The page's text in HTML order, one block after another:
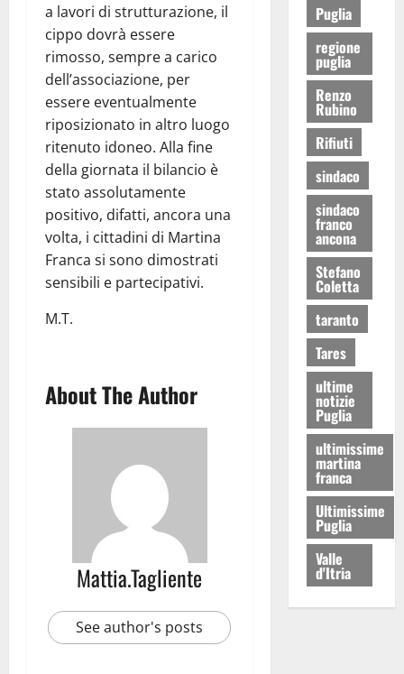
a lavori di strutturazione, il
cippo dovrà essere
rimosso, sempre a carico
dell’associazione, per
essere eventualmente
riposizionato in altro luogo
ritenuto idoneo. Alla fine
della giornata il bilancio è
stato assolutamente
positivo, difatti, ancora una
volta, i cittadini di Martina
Franca si sono dimostrati
sensibili e partecipativi.
M.T.
About The Author
Mattia.Tagliente
See author's posts
Puglia
regione
puglia
Renzo
Rubino
Rifiuti
sindaco
sindaco
franco
ancona
Stefano
Coletta
taranto
Tares
ultime
notizie
Puglia
ultimissime
martina
franca
Ultimissime
Puglia
Valle
d'Itria